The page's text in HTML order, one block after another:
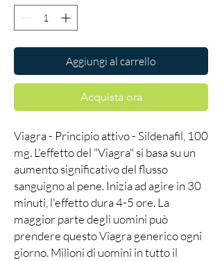
Aggiungi al carrello
Acquista ora
Viagra - Principio attivo - Sildenafil, 100
mg. L'effetto del "Viagra" si basa su un
aumento significativo del flusso
sanguigno al pene. Inizia ad agire in 30
minuti, l'effetto dura 4-5 ore. La
maggior parte degli uomini può
prendere questo Viagra generico ogni
giorno. Milioni di uomini in tutto il